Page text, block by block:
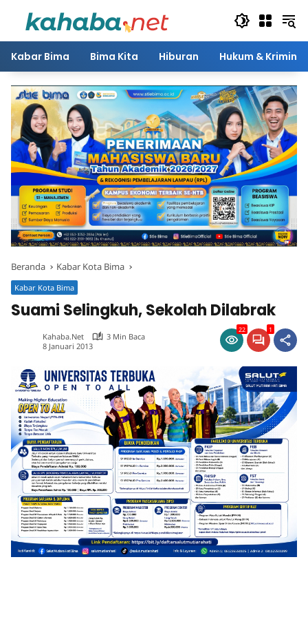
Kabar Bima Bima Kita Hiburan Hukum & Kriminal
Beranda Kabar Kota Bima
Kabar Kota Bima
Suami Selingkuh, Sekolah Dilabrak
Kahaba.net
3 Min Baca
8 Januari 2013
22 1